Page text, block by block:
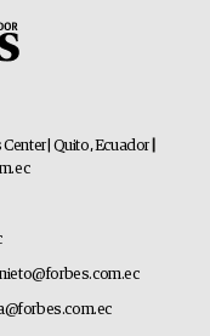
| Quito, Ecuador